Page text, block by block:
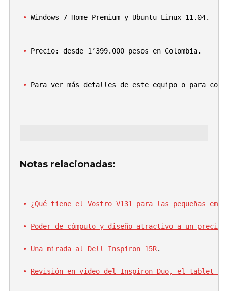
Windows 7 Home Premium y Ubuntu Linux 11.04.
Precio: desde 1’399.000 pesos en Colombia.
Para ver más detalles de este equipo o para
Notas relacionadas:
¿Qué tiene el Vostro V131 para las pequeñas
Poder de cómputo y diseño atractivo a un precio
Una mirada al Dell Inspiron 15R.
Revisión en video del Inspiron Duo, el tablet